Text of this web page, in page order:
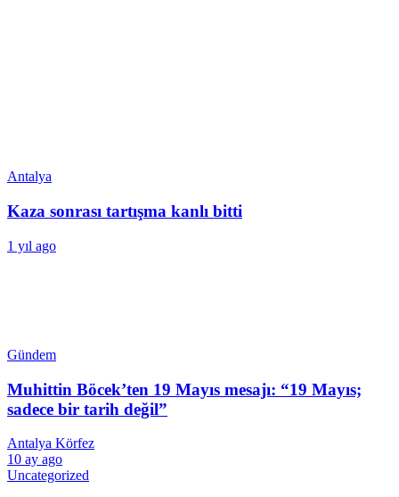
Antalya
Kaza sonrası tartışma kanlı bitti
1 yıl ago
Gündem
Muhittin Böcek’ten 19 Mayıs mesajı: “19 Mayıs;
sadece bir tarih değil”
Antalya Körfez
10 ay ago
Uncategorized